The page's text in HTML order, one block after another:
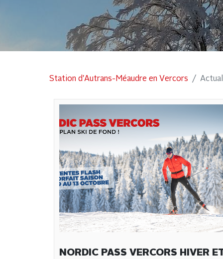
Station d'Autrans-Méaudre en Vercors
NORDIC PASS VERCORS HIVER